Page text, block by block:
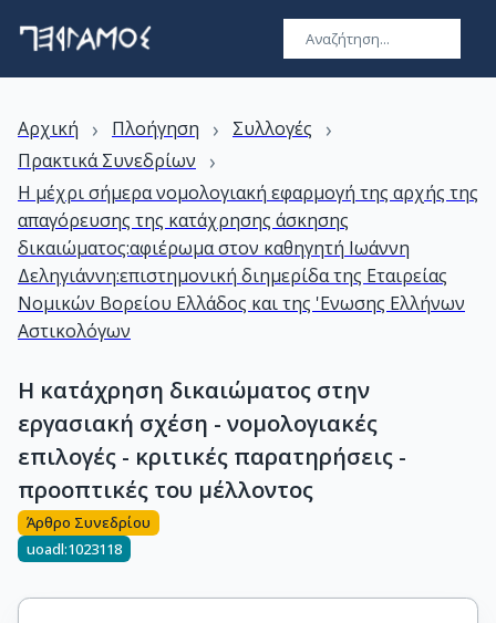
Αρχική › Πλοήγηση › Συλλογές ›
Πρακτικά Συνεδρίων ›
Η μέχρι σήμερα νομολογιακή εφαρμογή της αρχής της
απαγόρευσης της κατάχρησης άσκησης
δικαιώματος:αφιέρωμα στον καθηγητή Ιωάννη
Δεληγιάννη:επιστημονική διημερίδα της Εταιρείας
Νομικών Βορείου Ελλάδος και της 'Ενωσης Ελλήνων
Αστικολόγων
Η κατάχρηση δικαιώματος στην
εργασιακή σχέση - νομολογιακές
επιλογές - κριτικές παρατηρήσεις -
προοπτικές του μέλλοντος
Άρθρο Συνεδρίου
uoadl:1023118